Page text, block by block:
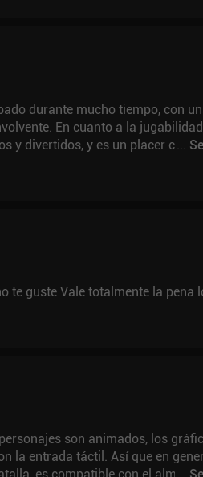
durante mucho tiempo, con
En cuanto a la
y divertidos, y es un placer
pasas por encima de tus
...
te guste Vale totalmente la pena
son animados, los
la entrada táctil. Así que en